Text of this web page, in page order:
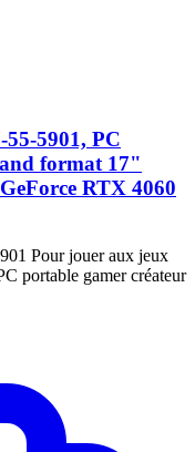
55-5901, PC
format 17"
RTX 4060
Pour jouer aux jeux
portable gamer créateur